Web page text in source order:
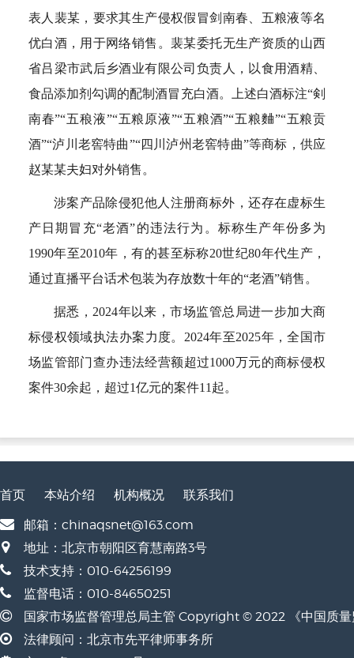
表人裴某，要求其生产侵权假冒剑南春、五粮液等名
优白酒，用于网络销售。裴某委托无生产资质的山西
省吕梁市武后乡酒业有限公司负责人，以食用酒精、
食品添加剂勾调的配制酒冒充白酒。上述白酒标注“剣
南春”“五稂液”“五粮原液”“五粮酒”“五粮麯”“五粮贡
酒”“泸川老窖特曲”“四川泸州老窖特曲”等商标，供应
赵某某夫妇对外销售。
涉案产品除侵犯他人注册商标外，还存在虚标生
产日期冒充“老酒”的违法行为。标称生产年份多为
1990年至2010年，有的甚至标称20世纪80年代生产，
通过直播平台话术包装为存放数十年的“老酒”销售。
据悉，2024年以来，市场监管总局进一步加大商
标侵权领域执法办案力度。2024年至2025年，全国市
场监管部门查办违法经营额超过1000万元的商标侵权
案件30余起，超过1亿元的案件11起。
首页 本站介绍 机构概况
联系我们
邮箱：chinaqsnet@163.com
地址：北京市朝阳区育慧南路3号
技术支持：010-64256199
监督电话：010-84650251
国家市场监督管理总局主管 Copyright © 2022 《中国质
法律顾问：北京市先平律师事务所